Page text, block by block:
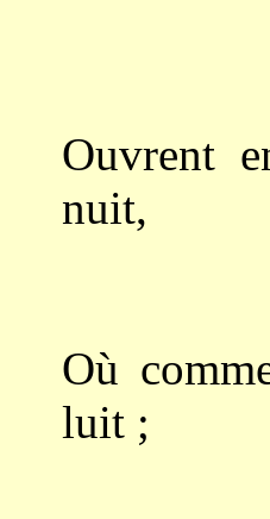
Ouvrent
nuit,
Où
luit ;